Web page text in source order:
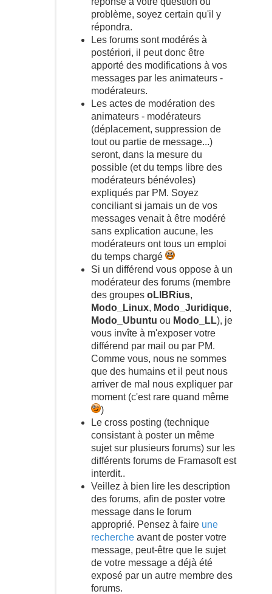
problème, soyez certain qu'il y
répondra.
Les forums sont modérés à
postériori, il peut donc être
apporté des modifications à vos
messages par les animateurs -
modérateurs.
Les actes de modération des
animateurs - modérateurs
(déplacement, suppression de
tout ou partie de message...)
seront, dans la mesure du
possible (et du temps libre des
modérateurs bénévoles)
expliqués par PM. Soyez
conciliant si jamais un de vos
messages venait à être modéré
sans explication aucune, les
modérateurs ont tous un emploi
du temps chargé
Si un différend vous oppose à un
modérateur des forums (membre
des groupes oLIBRius,
Modo_Linux, Modo_Juridique,
Modo_Ubuntu ou Modo_LL), je
vous invîte à m'exposer votre
différend par mail ou par PM.
Comme vous, nous ne sommes
que des humains et il peut nous
arriver de mal nous expliquer par
moment (c'est rare quand même
)
Le cross posting (technique
consistant à poster un même
sujet sur plusieurs forums) sur les
différents forums de Framasoft est
interdit..
Veillez à bien lire les description
des forums, afin de poster votre
message dans le forum
approprié. Pensez à faire une
rechercheavant de poster votre
message, peut-être que le sujet
de votre message a déjà été
exposé par un autre membre des
forums.